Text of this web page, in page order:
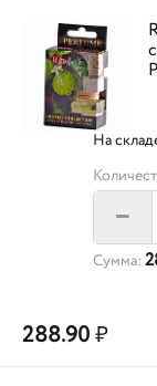
На
–
Сумма:
288.90₽